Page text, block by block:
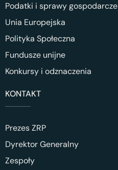
Podatki i sprawy gospodarcze
Unia Europejska
Polityka Społeczna
Fundusze unijne
Konkursy i odznaczenia
KONTAKT
Prezes ZRP
Dyrektor Generalny
Zespoły